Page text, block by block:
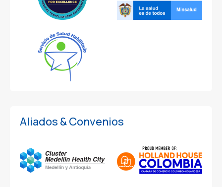
Aliados & Convenios